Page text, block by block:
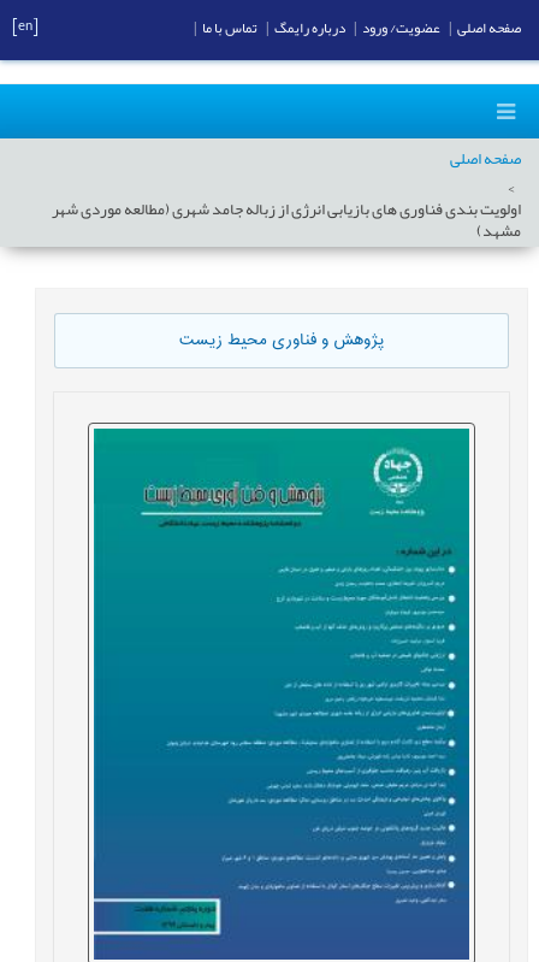
صفحه اصلی
اولویت بندی فناوری های بازیابی انرژی از زباله جامد شهری (مطالعه موردی شهر
مشهد)
پژوهش و فناوری محیط زیست
صفحه اصلی عضویت/ ورود درباره رایمگ تماس با ما